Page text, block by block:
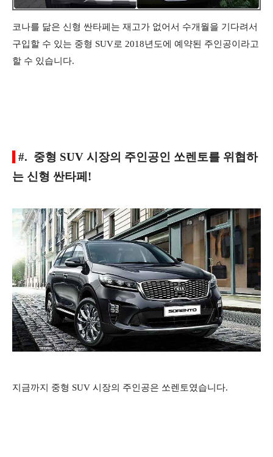
코나를 닮은 신형 싼타페는 재고가 없어서 수개월을 기다려서
구입할 수 있는 중형 SUV로 2018년도에 예약된 주인공이라고
할 수 있습니다.
#. 중형 SUV 시장의 주인공인 쏘렌토를 위협하
는 신형 싼타페!
지금까지 중형 SUV 시장의 주인공은 쏘렌토였습니다.